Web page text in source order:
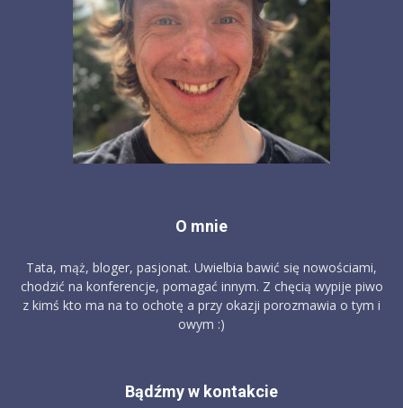
O mnie
Tata, mąż, bloger, pasjonat. Uwielbia bawić się nowościami,
chodzić na konferencje, pomagać innym. Z chęcią wypije piwo
z kimś kto ma na to ochotę a przy okazji porozmawia o tym i
owym :)
Bądźmy w kontakcie